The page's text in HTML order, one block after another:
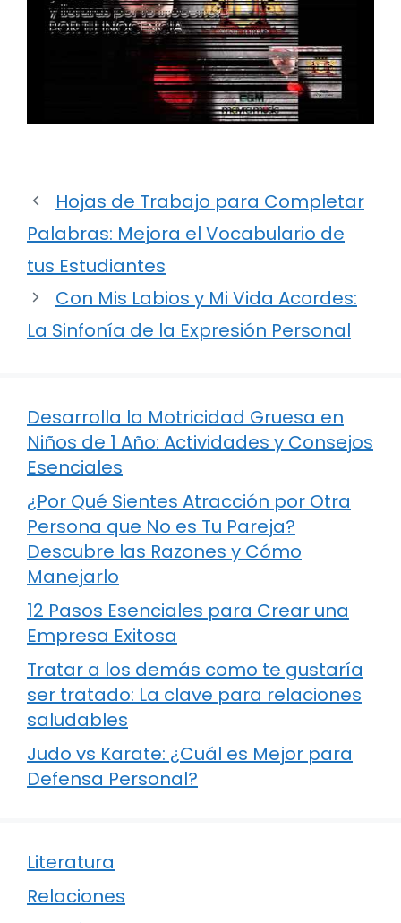
Hojas de Trabajo para Completar
Palabras: Mejora el Vocabulario de
tus Estudiantes
Con Mis Labios y Mi Vida Acordes:
La Sinfonía de la Expresión Personal
Desarrolla la Motricidad Gruesa en
Niños de 1 Año: Actividades y Consejos
Esenciales
¿Por Qué Sientes Atracción por Otra
Persona que No es Tu Pareja?
Descubre las Razones y Cómo
Manejarlo
12 Pasos Esenciales para Crear una
Empresa Exitosa
Tratar a los demás como te gustaría
ser tratado: La clave para relaciones
saludables
Judo vs Karate: ¿Cuál es Mejor para
Defensa Personal?
Literatura
Relaciones